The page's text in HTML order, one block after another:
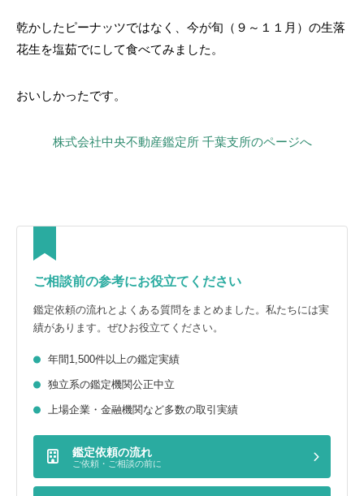
乾かしたピーナッツではなく、今が旬（９～１１月）の生落
花生を塩茹でにして食べてみました。
おいしかったです。
株式会社中央不動産鑑定所 千葉支所のページへ
ご相談前の参考にお役立てください
鑑定依頼の流れとよくある質問をまとめました。私たちには実
績があります。ぜひお役立てください。
年間1,500件以上の鑑定実績
独立系の鑑定機関公正中立
上場企業・金融機関など多数の取引実績
鑑定依頼の流れ
ご依頼・ご相談の前に